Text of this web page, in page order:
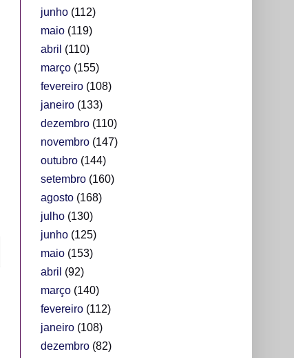
junho(112)
maio(119)
abril (110)
março(155)
fevereiro(108)
janeiro(133)
dezembro(110)
novembro(147)
outubro(144)
setembro(160)
agosto(168)
julho(130)
junho(125)
maio(153)
abril (92)
março(140)
fevereiro(112)
janeiro(108)
dezembro(82)